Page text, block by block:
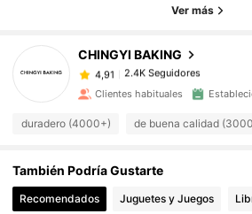
Ver más
CHINGYI BAKING
2.4K Seguidores
4,91
2.4K Seguidores
e***a pagóHace 1 día
4,91 2.4K Seguidores
4,91 2.4K Seguidores
Clientes habituales
duradero (4000+) de buena calidad
También Podría Gustarte
Recomendados Juguetes y Juegos